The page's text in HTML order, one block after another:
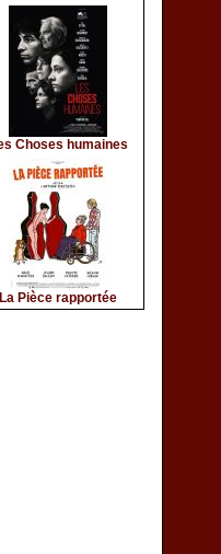
Choses humaines
La Pièce rapportée